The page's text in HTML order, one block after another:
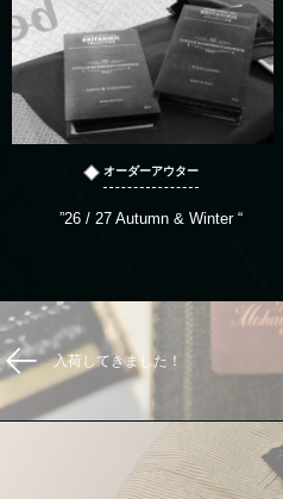
オーダーアウター
”26 / 27 Autumn & Winter “
入荷してきました！